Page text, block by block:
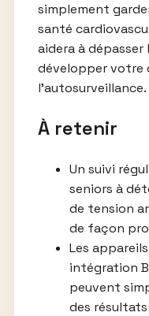
simplement
santé
aidera à
développer votre
l’autosurveillance.
À retenir
Un suivi
seniors à
de tension
de façon
Les
intégration
peuvent
des